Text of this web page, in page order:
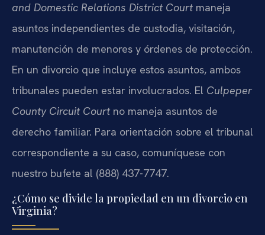
and Domestic Relations District Courtmaneja
asuntos independientes de custodia, visitación,
manutención de menores y órdenes de protección.
En un divorcio que incluye estos asuntos, ambos
tribunales pueden estar involucrados. El Culpeper
County Circuit Courtno maneja asuntos de
derecho familiar. Para orientación sobre el tribunal
correspondiente a su caso, comuníquese con
nuestro bufete al (888) 437-7747.
¿Cómo se divide la propiedad en un divorcio en
Virginia?